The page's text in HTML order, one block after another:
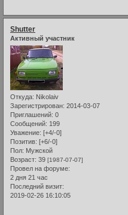
Shutter
Активный участник
Откуда: Nikolaiv
Зарегистрирован: 2014-03-07
Приглашений: 0
Сообщений: 199
Уважение: [+4/-0]
Позитив: [+6/-0]
Пол: Мужской
Возраст: 39 [1987-07-07]
Провел на форуме:
2 дня 21 час
Последний визит:
2019-02-26 16:10:05